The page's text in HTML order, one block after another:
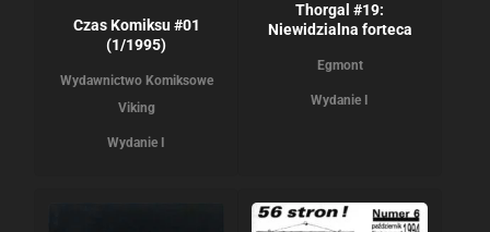
Czas Komiksu #01
(1/1995)
Wydawnictwo Komiksowe
Viking
Wydanie I
Thorgal #19:
Niewidzialna forteca
Egmont
Wydanie I